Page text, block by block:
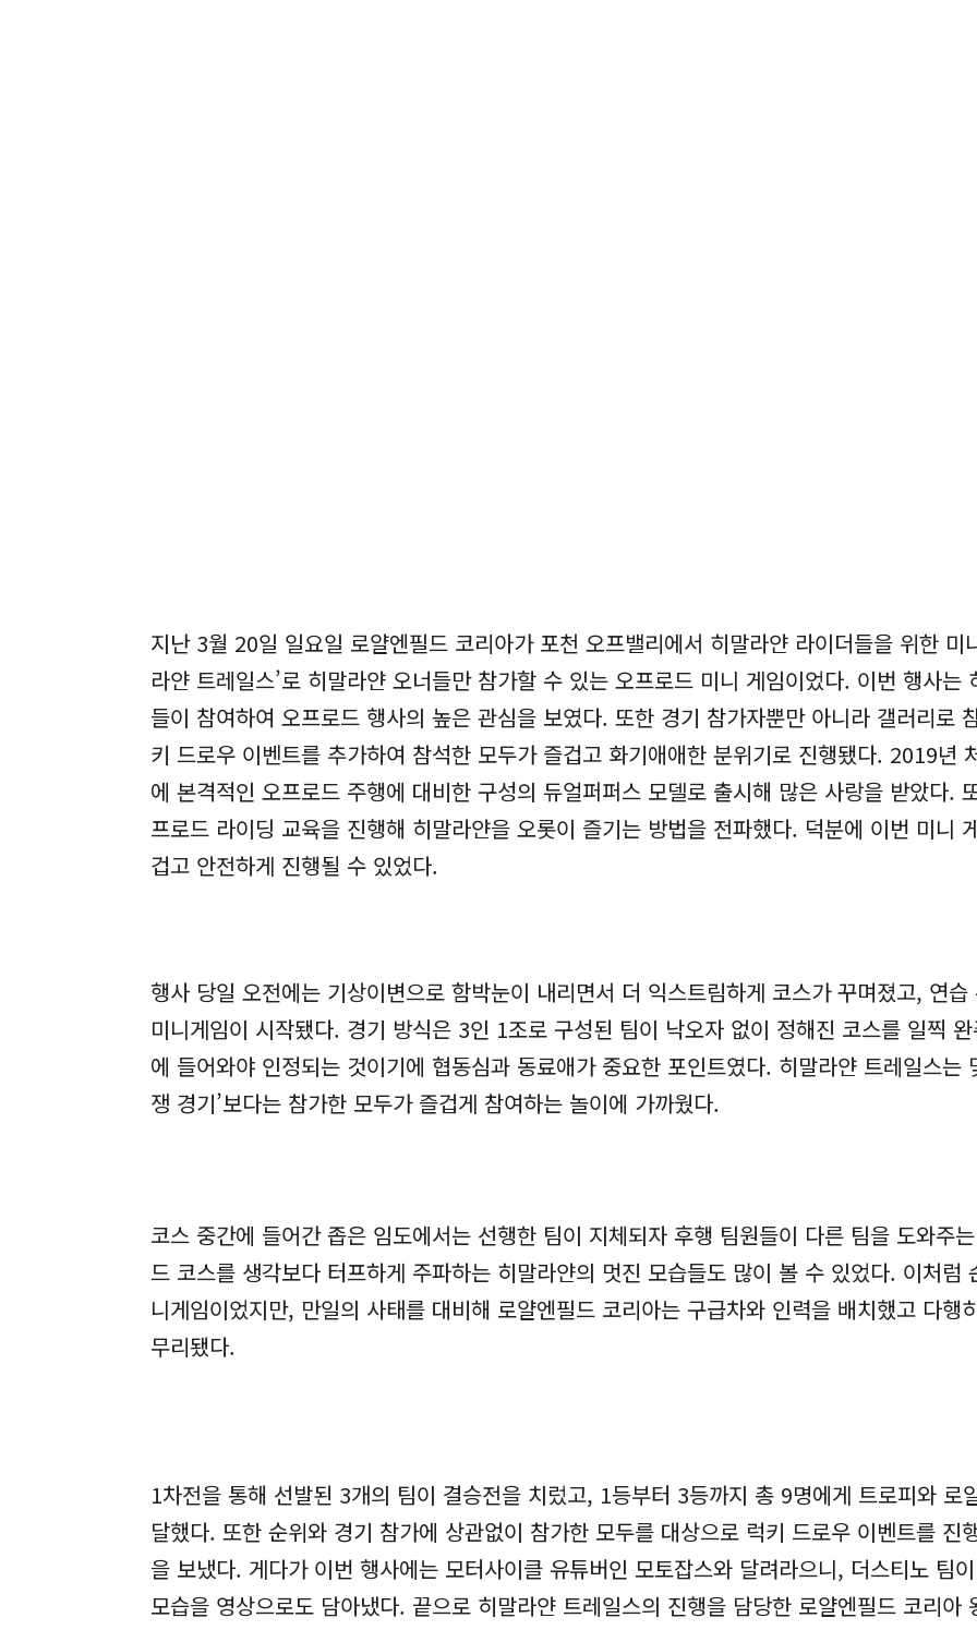
지난 3월 20일 일요일 로얄엔필드 코리아가 포천 오프밸리에서 히말라얀 라이더들을 위한 미
라얀 트레일스’로 히말라얀 오너들만 참가할 수 있는 오프로드 미니 게임이었다. 이번 행사
들이 참여하여 오프로드 행사의 높은 관심을 보였다. 또한 경기 참가자뿐만 아니라 갤러리로
키 드로우 이벤트를 추가하여 참석한 모두가 즐겁고 화기애애한 분위기로 진행됐다. 2019년
에 본격적인 오프로드 주행에 대비한 구성의 듀얼퍼퍼스 모델로 출시해 많은 사랑을 받았다.
프로드 라이딩 교육을 진행해 히말라얀을 오롯이 즐기는 방법을 전파했다. 덕분에 이번 미니
겁고 안전하게 진행될 수 있었다.
행사 당일 오전에는 기상이변으로 함박눈이 내리면서 더 익스트림하게 코스가 꾸며졌고, 연
미니게임이 시작됐다. 경기 방식은 3인 1조로 구성된 팀이 낙오자 없이 정해진 코스를 일찍
에 들어와야 인정되는 것이기에 협동심과 동료애가 중요한 포인트였다. 히말라얀 트레일스는
쟁 경기’보다는 참가한 모두가 즐겁게 참여하는 놀이에 가까웠다.
코스 중간에 들어간 좁은 임도에서는 선행한 팀이 지체되자 후행 팀원들이 다른 팀을 도와주
드 코스를 생각보다 터프하게 주파하는 히말라얀의 멋진 모습들도 많이 볼 수 있었다. 이처럼
니게임이었지만, 만일의 사태를 대비해 로얄엔필드 코리아는 구급차와 인력을 배치했고 다
무리됐다.
1차전을 통해 선발된 3개의 팀이 결승전을 치렀고, 1등부터 3등까지 총 9명에게 트로피와 로
달했다. 또한 순위와 경기 참가에 상관없이 참가한 모두를 대상으로 럭키 드로우 이벤트를 진
을 보냈다. 게다가 이번 행사에는 모터사이클 유튜버인 모토잡스와 달려라으니, 더스티노 팀
모습을 영상으로도 담아냈다. 끝으로 히말라얀 트레일스의 진행을 담당한 로얄엔필드 코리아